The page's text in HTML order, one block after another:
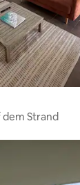
Strand